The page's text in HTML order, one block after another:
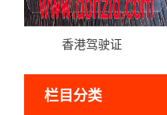
香港驾驶证
栏目分类